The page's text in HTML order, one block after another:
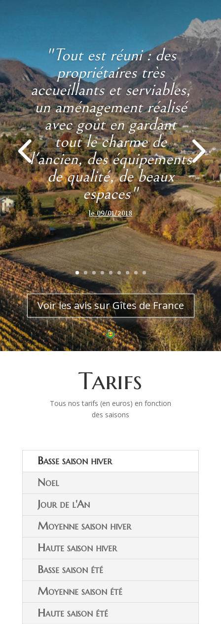
"Tout est réuni : des
propriétaires très
accueillants et serviables,
un aménagement réalisé
avec goût en gardant
tout le charme de
l'ancien, des équipements
de qualité, de beaux
espaces"
le 09/01/2018
Voir les avis sur Gîtes de France
Tarifs
Tous nos tarifs (en euros) en fonction
des saisons
Basse saison hiver
Noel
Jour de l'An
Moyenne saison hiver
Haute saison hiver
Basse saison été
Moyenne saison été
Haute saison été